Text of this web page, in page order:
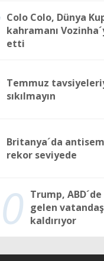
Colo Colo, Dünya
kahramanı
etti
Temmuz
sıkılmayın
Britanya´da
rekor seviyede
Trump,
gelen
kaldırıyor